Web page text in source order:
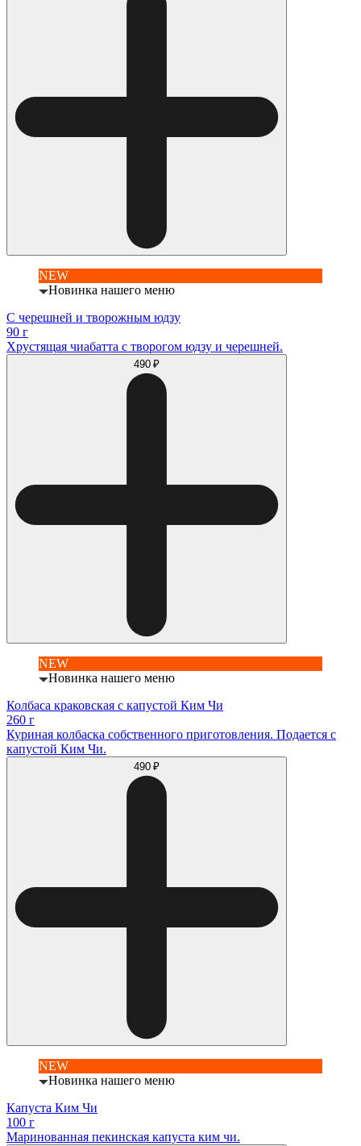
NEW
Новинка нашего меню
С черешней и творожным юдзу
90 г
Хрустящая чиабатта с творогом юдзу и черешней.
490 ₽
NEW
Новинка нашего меню
Колбаса краковская с капустой Ким Чи
260 г
Куриная колбаска собственного приготовления. Подается с
капустой Ким Чи.
490 ₽
NEW
Новинка нашего меню
Капуста Ким Чи
100 г
Маринованная пекинская капуста ким чи.